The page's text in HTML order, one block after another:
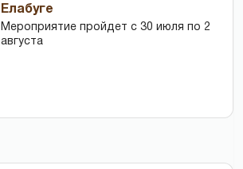
Елабуге
Мероприятие пройдет с 30 июля по 2
августа